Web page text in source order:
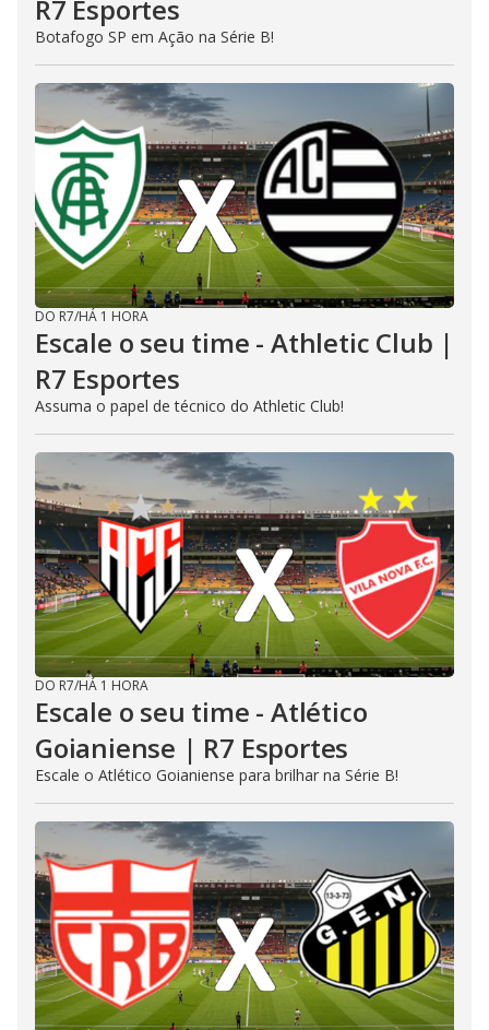
R7 Esportes
Botafogo SP em Ação na Série B!
DO R7/HÁ 1 HORA
Escale o seu time - Athletic Club |
R7 Esportes
Assuma o papel de técnico do Athletic Club!
DO R7/HÁ 1 HORA
Escale o seu time - Atlético
Goianiense | R7 Esportes
Escale o Atlético Goianiense para brilhar na Série B!